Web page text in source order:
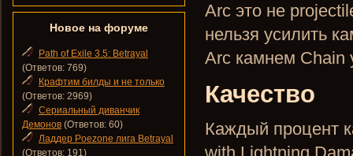
Arc это не
нельзя усилить
Arc камнем Chain
Качество
Каждый процент
Новое на форуме
Path of Exile 3.5: Betrayal
(Ответов: 769)
Крафтим билды и не только
(Ответов: 2969)
Сериальный диванчик
Демонов (Ответов: 60)
Ладдер Poezone лига Betrayal
(Ответов: 191)